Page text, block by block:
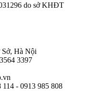
do sở KHĐT
Hà Nội
3397
- 0913 985 808